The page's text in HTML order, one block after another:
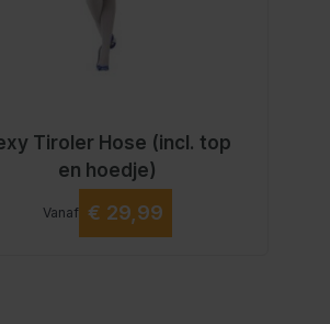
Tiroler Hose (incl. top
en hoedje)
Vanaf Vanaf
€ 29,99